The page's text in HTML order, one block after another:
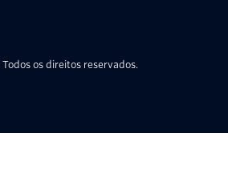
Todos os direitos reservados.